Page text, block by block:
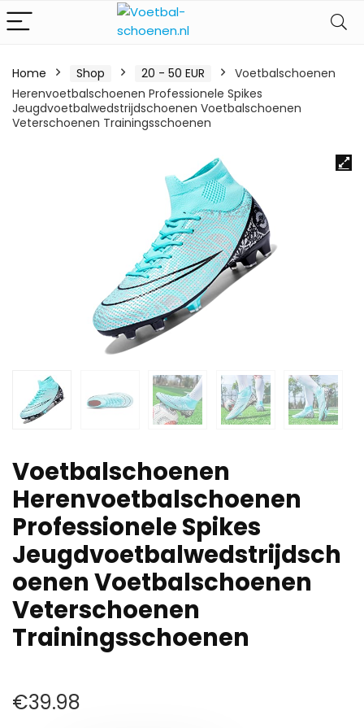
Home Shop 20 - 50 EUR
Voetbalschoenen
Herenvoetbalschoenen Professionele Spikes
Jeugdvoetbalwedstrijdschoenen Voetbalschoenen
Veterschoenen Trainingsschoenen
Voetbalschoenen
Herenvoetbalschoenen
Professionele Spikes
Jeugdvoetbalwedstrijdsch
oenen Voetbalschoenen
Veterschoenen
Trainingsschoenen
€39.98